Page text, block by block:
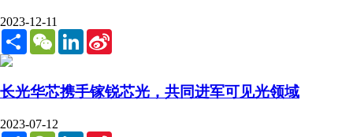
2023-12-11
Share WeChatLinkedIn
长光华芯携手镓锐芯光，共同进军可见光领域
2023-07-12